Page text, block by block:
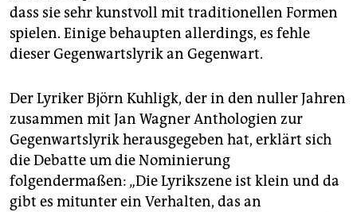
dass sie sehr kunstvoll mit traditionellen Formen
spielen. Einige behaupten allerdings, es fehle
dieser Gegenwartslyrik an Gegenwart.
Der Lyriker Björn Kuhligk, der in den nuller Jahren
zusammen mit Jan Wagner Anthologien zur
Gegenwartslyrik herausgegeben hat, erklärt sich
die Debatte um die Nominierung
folgendermaßen: „Die Lyrikszene ist klein und da
gibt es mitunter ein Verhalten, das an